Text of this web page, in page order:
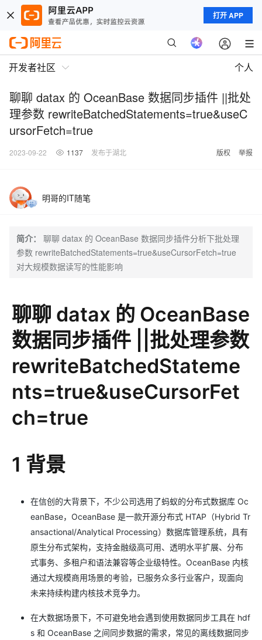
打开 APP
开发者社区 个人
聊聊 datax 的 OceanBase 数据同步插件 ||批处
理参数 rewriteBatchedStatements=true&useC
ursorFetch=true
2023-09-22 1137 发布于湖北 版权 举报
明哥的IT随笔
简介：
聊聊 datax 的 OceanBase 数据同步插件分析下批处理
参数 rewriteBatchedStatements=true&useCursorFetch=true
对大规模数据读写的性能影响
聊聊 datax 的 OceanBase
数据同步插件 ||批处理参数
rewriteBatchedStateme
nts=true&useCursorFet
ch=true
1 背景
在信创的大背景下，不少公司选用了蚂蚁的分布式数据库 Oc
eanBase，OceanBase 是一款开源分布式 HTAP（Hybrid Tr
ansactional/Analytical Processing）数据库管理系统，具有
原生分布式架构，支持金融级高可用、透明水平扩展、分布
式事务、多租户和语法兼容等企业级特性。OceanBase 内核
通过大规模商用场景的考验，已服务众多行业客户，现面向
未来持续构建内核技术竞争力。
在大数据场景下，不可避免地会遇到使用数据同步工具在 hdf
s 和 OceanBase 之间同步数据的需求，常见的离线数据同步